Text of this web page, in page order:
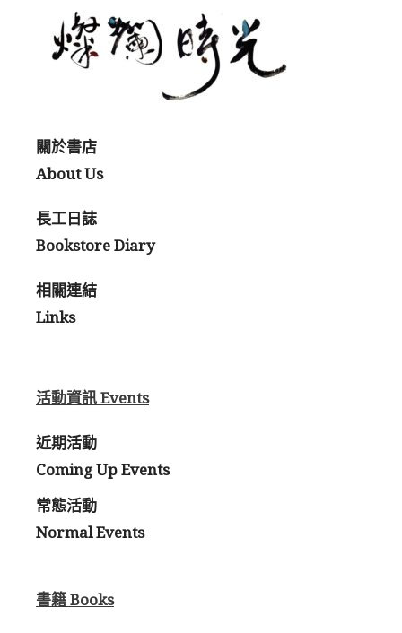
關於書店
About Us
長工日誌
Bookstore Diary
相關連結
Links
活動資訊 Events
近期活動
Coming Up Events
常態活動
Normal Events
書籍 Books